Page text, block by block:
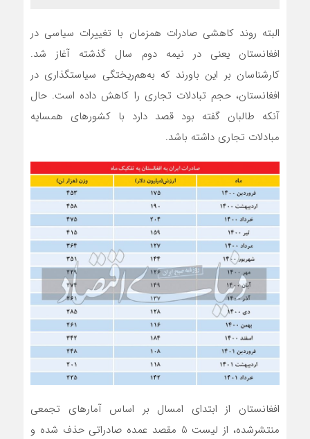
البته روند کاهشی صادرات همزمان با تغییرات سیاسی در
افغانستان یعنی در نیمه دوم سال گذشته آغاز شد.
کارشناسان بر این باورند که به‌هم‌ریختگی سیاستگذاری در
افغانستان، حجم تبادلات تجاری را کاهش داده است. حال
آنکه طالبان گفته بود قصد دارد با کشورهای همسایه
مبادلات تجاری داشته ‌باشد.
افغانستان از ابتدای امسال بر اساس آمارهای تجمعی
منتشرشده، از لیست 5 مقصد عمده صادراتی حذف شده و